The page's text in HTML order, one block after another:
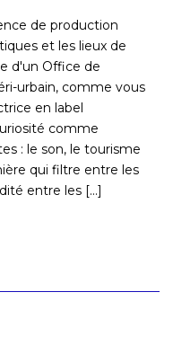
de production
et les lieux de
d'un Office de
urbain, comme vous
en label
comme
: le son, le tourisme
qui filtre entre les
entre les [...]